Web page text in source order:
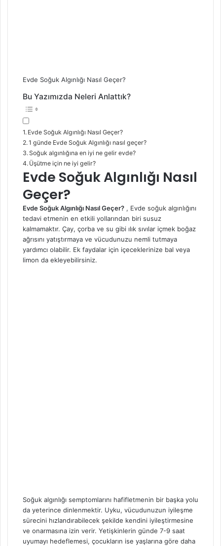
Evde Soğuk Algınlığı Nasıl Geçer?
Bu Yazımızda Neleri Anlattık?
Evde Soğuk Algınlığı Nasıl Geçer?
1 günde Evde Soğuk Algınlığı nasıl geçer?
Soğuk algınlığına en iyi ne gelir evde?
Üşütme için ne iyi gelir?
Evde Soğuk Algınlığı Nasıl
Geçer?
Evde Soğuk Algınlığı Nasıl Geçer? , Evde soğuk algınlığını
tedavi etmenin en etkili yollarından biri susuz
kalmamaktır. Çay, çorba ve su gibi ılık sıvılar içmek boğaz
ağrısını yatıştırmaya ve vücudunuzu nemli tutmaya
yardımcı olabilir. Ek faydalar için içeceklerinize bal veya
limon da ekleyebilirsiniz.
Soğuk algınlığı semptomlarını hafifletmenin bir başka yolu
da yeterince dinlenmektir. Uyku, vücudunuzun iyileşme
sürecini hızlandırabilecek şekilde kendini iyileştirmesine
ve onarmasına izin verir. Yetişkinlerin günde 7-9 saat
uyumayı hedeflemesi, çocukların ise yaşlarına göre daha